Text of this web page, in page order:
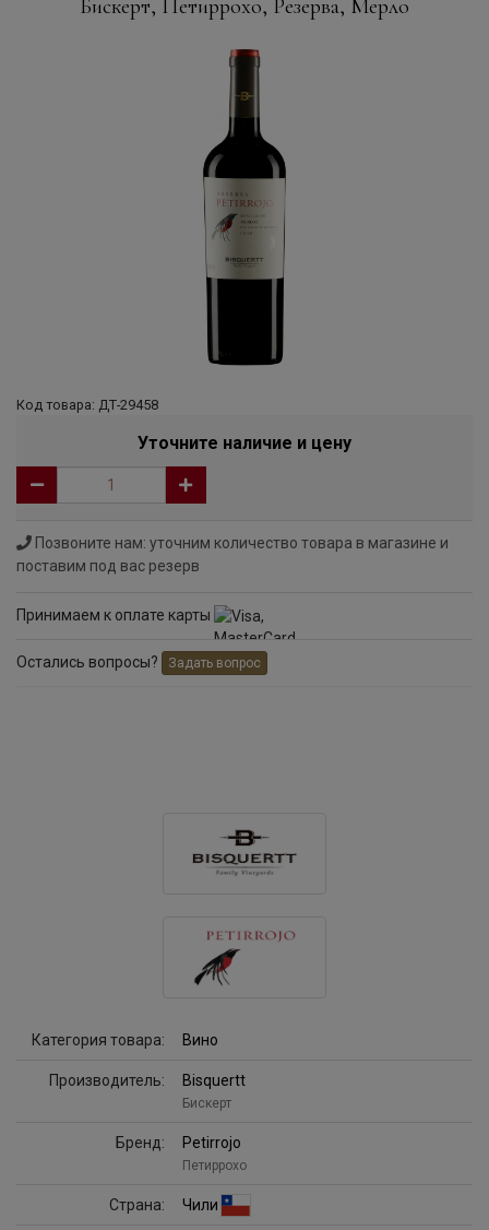
Бискерт, Петиррохо, Резерва, Мерло
Код товара: ДТ-29458
Уточните наличие и цену
Позвоните нам: уточним количество товара в магазине и
поставим под вас резерв
Принимаем к оплате карты
Остались вопросы? Задать вопрос
Категория товара: Вино
Производитель: Bisquertt
Бискерт
Бренд: Petirrojo
Петиррохо
Страна: Чили